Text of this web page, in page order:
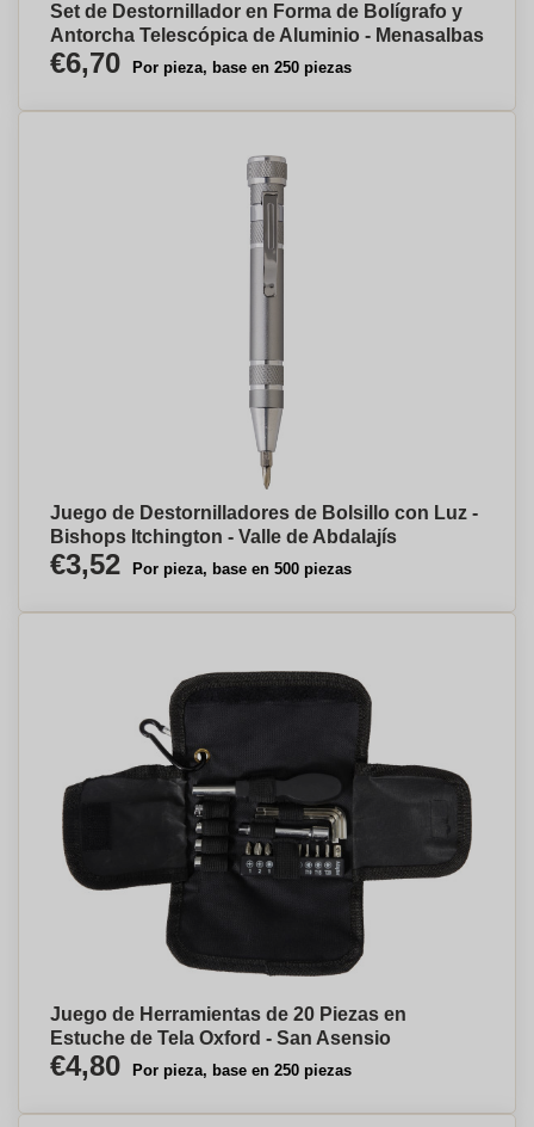
Set de Destornillador en Forma de Bolígrafo y
Antorcha Telescópica de Aluminio - Menasalbas
€6,70 Por pieza, base en 250 piezas
Juego de Destornilladores de Bolsillo con Luz -
Bishops Itchington - Valle de Abdalajís
€3,52 Por pieza, base en 500 piezas
Juego de Herramientas de 20 Piezas en
Estuche de Tela Oxford - San Asensio
€4,80 Por pieza, base en 250 piezas